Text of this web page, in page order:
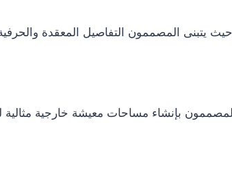
يتبنى المصممون التفاصيل المعقدة والحرفية
بإنشاء مساحات معيشة خارجية مثالية